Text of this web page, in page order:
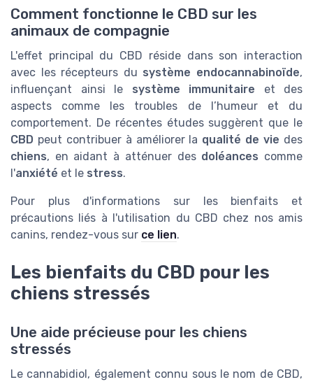
Comment fonctionne le CBD sur les
animaux de compagnie
L'effet principal du CBD réside dans son interaction
avec les récepteurs du système endocannabinoïde,
influençant ainsi le système immunitaire et des
aspects comme les troubles de l’humeur et du
comportement. De récentes études suggèrent que le
CBD peut contribuer à améliorer la qualité de vie des
chiens, en aidant à atténuer des doléances comme
l'anxiété et le stress.
Pour plus d'informations sur les bienfaits et
précautions liés à l'utilisation du CBD chez nos amis
canins, rendez-vous sur ce lien.
Les bienfaits du CBD pour les
chiens stressés
Une aide précieuse pour les chiens
stressés
Le cannabidiol, également connu sous le nom de CBD,